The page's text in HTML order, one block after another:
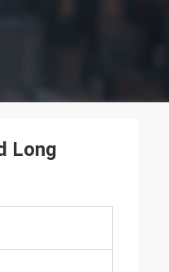
Long